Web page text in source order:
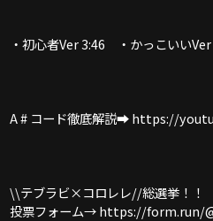
・初心者Ver 3:46 ・かっこいいVer
A # コード徹底解説➡︎ https://
\\テブラビ×コロレレ//総選挙！！
投票フォーム→ https://form.run/